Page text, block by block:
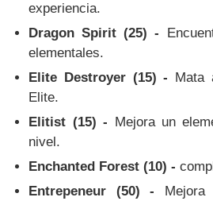
experiencia.
Dragon Spirit (25) -
elementales.
Elite Destroyer (15) - Mata
Elite.
Elitist (15) - Mejora un
nivel.
Enchanted Forest (10) -
Entrepeneur (50) -